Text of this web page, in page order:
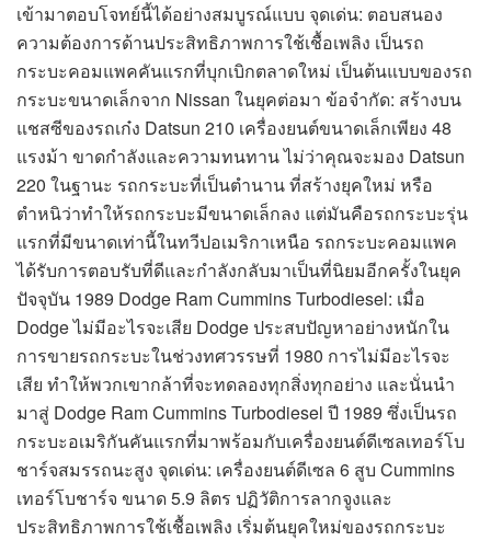
เข้ามาตอบโจทย์นี้ได้อย่างสมบูรณ์แบบ จุดเด่น: ตอบสนอง
ความต้องการด้านประสิทธิภาพการใช้เชื้อเพลิง เป็นรถ
กระบะคอมแพคคันแรกที่บุกเบิกตลาดใหม่ เป็นต้นแบบของรถ
กระบะขนาดเล็กจาก Nissan ในยุคต่อมา ข้อจำกัด: สร้างบน
แชสซีของรถเก๋ง Datsun 210 เครื่องยนต์ขนาดเล็กเพียง 48
แรงม้า ขาดกำลังและความทนทาน ไม่ว่าคุณจะมอง Datsun
220 ในฐานะ รถกระบะที่เป็นตำนาน ที่สร้างยุคใหม่ หรือ
ตำหนิว่าทำให้รถกระบะมีขนาดเล็กลง แต่มันคือรถกระบะรุ่น
แรกที่มีขนาดเท่านี้ในทวีปอเมริกาเหนือ รถกระบะคอมแพค
ได้รับการตอบรับที่ดีและกำลังกลับมาเป็นที่นิยมอีกครั้งในยุค
ปัจจุบัน 1989 Dodge Ram Cummins Turbodiesel: เมื่อ
Dodge ไม่มีอะไรจะเสีย Dodge ประสบปัญหาอย่างหนักใน
การขายรถกระบะในช่วงทศวรรษที่ 1980 การไม่มีอะไรจะ
เสีย ทำให้พวกเขากล้าที่จะทดลองทุกสิ่งทุกอย่าง และนั่นนำ
มาสู่ Dodge Ram Cummins Turbodiesel ปี 1989 ซึ่งเป็นรถ
กระบะอเมริกันคันแรกที่มาพร้อมกับเครื่องยนต์ดีเซลเทอร์โบ
ชาร์จสมรรถนะสูง จุดเด่น: เครื่องยนต์ดีเซล 6 สูบ Cummins
เทอร์โบชาร์จ ขนาด 5.9 ลิตร ปฏิวัติการลากจูงและ
ประสิทธิภาพการใช้เชื้อเพลิง เริ่มต้นยุคใหม่ของรถกระบะ